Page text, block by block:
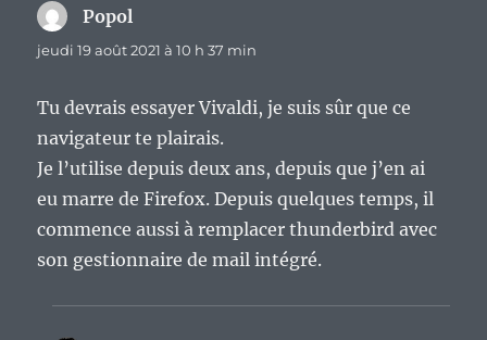
Popol
jeudi 19 août 2021 à 10 h 37 min
Tu devrais essayer Vivaldi, je suis sûr que ce
navigateur te plairais.
Je l’utilise depuis deux ans, depuis que j’en ai
eu marre de Firefox. Depuis quelques temps, il
commence aussi à remplacer thunderbird avec
son gestionnaire de mail intégré.